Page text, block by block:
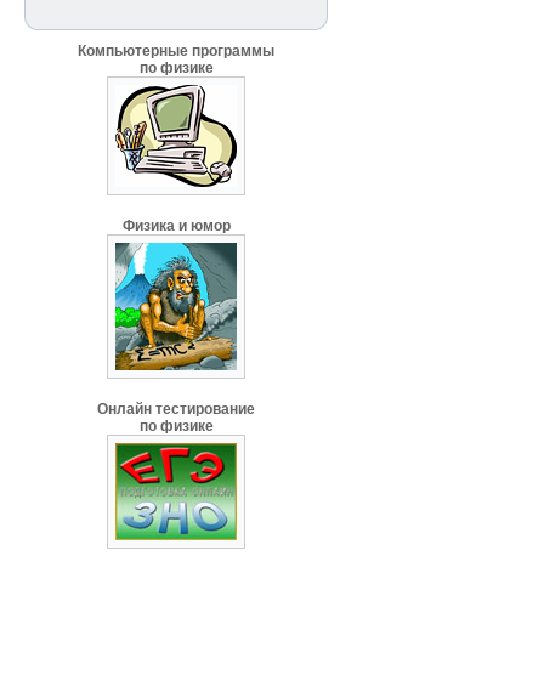
Компьютерные программы
по физике
Физика и юмор
Онлайн тестирование
по физике